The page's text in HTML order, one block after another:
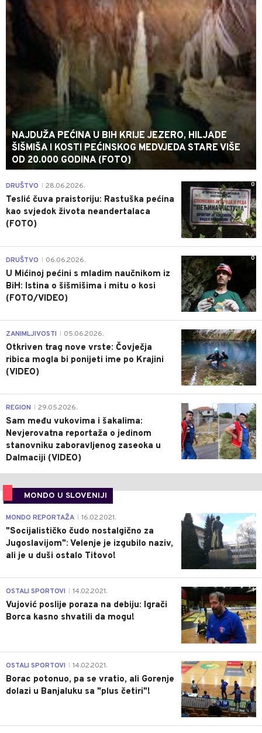
NAJDUŽA PEĆINA U BIH KRIJE JEZERO, HILJADE
ŠIŠMIŠA I KOSTI PEĆINSKOG MEDVJEDA STARE VIŠE
OD 20.000 GODINA (FOTO)
0
DRUŠTVO 28.06.2026.
Teslić čuva praistoriju: Rastuška pećina
kao svjedok života neandertalaca
(FOTO)
0
DRUŠTVO 06.06.2026.
U Mićinoj pećini s mladim naučnikom iz
BiH: Istina o šišmišima i mitu o kosi
(FOTO/VIDEO)
0
ZANIMLJIVOSTI 05.06.2026.
Otkriven trag nove vrste: Čovječja
ribica mogla bi ponijeti ime po Krajini
(VIDEO)
0
REGION 29.05.2026.
Sam među vukovima i šakalima:
Nevjerovatna reportaža o jedinom
stanovniku zaboravljenog zaseoka u
Dalmaciji (VIDEO)
MONDO U SLOVENIJI
4
MONDO REPORTAŽA 16.02.2021.
"Socijalističko čudo nostalgično za
Jugoslavijom": Velenje je izgubilo naziv,
ali je u duši ostalo Titovo!
1
OSTALI SPORTOVI 14.02.2021.
Vujović poslije poraza na debiju: Igrači
Borca kasno shvatili da mogu!
3
OSTALI SPORTOVI 14.02.2021.
Borac potonuo, pa se vratio, ali Gorenje
dolazi u Banjaluku sa "plus četiri"!